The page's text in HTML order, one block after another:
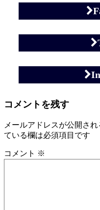
コメントを残す
メールアドレスが公開され
ている欄は必須項目です
コメント ※